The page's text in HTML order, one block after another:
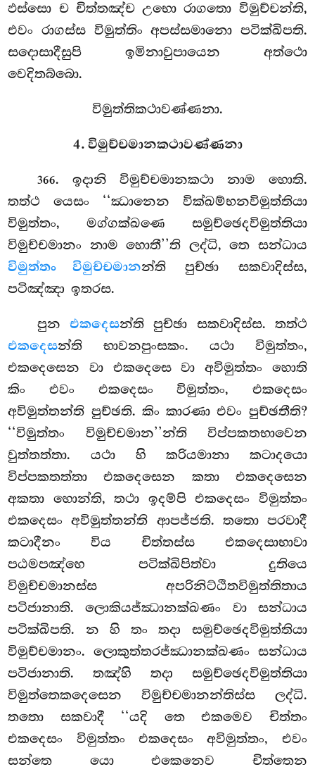
ඵස්සො ච චිත්තඤ්ච උභො රාගතො විමුච්චන්ති,
එවං රාගස්ස විමුත්තිං අපස්සමානො පටික්ඛිපති.
සදොසාදීසුපි ඉමිනාවුපායෙන අත්ථො
වෙදිතබ්බො.
විමුත්තිකථාවණ්ණනා.
4. විමුච්චමානකථාවණ්ණනා
366. ඉදානි විමුච්චමානකථා නාම හොති.
තත්ථ යෙසං ‘‘ඣානෙන වික්ඛම්භනවිමුත්තියා
විමුත්තං, මග්ගක්ඛණෙ සමුච්ඡෙදවිමුත්තියා
විමුච්චමානං නාම හොතී’’ති ලද්ධි, තෙ සන්ධාය
විමුත්තං විමුච්චමානන්ති පුච්ඡා සකවාදිස්ස,
පටිඤ්ඤා ඉතරස.
පුනඑකදෙසන්ති පුච්ඡා සකවාදිස්ස. තත්ථ
එකදෙසන්ති භාවනපුංසකං. යථා විමුත්තං,
එකදෙසෙන වා එකදෙසෙ වා අවිමුත්තං හොති
කිං එවං එකදෙසං විමුත්තං, එකදෙසං
අවිමුත්තන්ති පුච්ඡති. කිං කාරණා එවං පුච්ඡතීති?
‘‘විමුත්තං විමුච්චමාන’’න්ති විප්පකතභාවෙන
වුත්තත්තා. යථා හි කරියමානා කටාදයො
විප්පකතත්තා එකදෙසෙන කතා එකදෙසෙන
අකතා හොන්ති, තථා ඉදම්පි එකදෙසං විමුත්තං
එකදෙසං අවිමුත්තන්ති ආපජ්ජති. තතො පරවාදී
කටාදීනං විය චිත්තස්ස එකදෙසාභාවා
පඨමපඤ්හෙ පටික්ඛිපිත්වා දුතියෙ
විමුච්චමානස්ස අපරිනිට්ඨිතවිමුත්තිතාය
පටිජානාති. ලොකියජ්ඣානක්ඛණං වා සන්ධාය
පටික්ඛිපති. න හි තං තදා සමුච්ඡෙදවිමුත්තියා
විමුච්චමානං. ලොකුත්තරජ්ඣානක්ඛණං සන්ධාය
පටිජානාති. තඤ්හි තදා සමුච්ඡෙදවිමුත්තියා
විමුත්තෙකදෙසෙන විමුච්චමානන්තිස්ස ලද්ධි.
තතො සකවාදී ‘‘යදි තෙ එකමෙව චිත්තං
එකදෙසං විමුත්තං එකදෙසං අවිමුත්තං, එවං
සන්තෙ යො එකෙනෙව චිත්තෙන